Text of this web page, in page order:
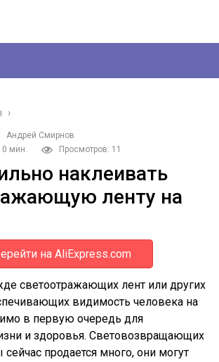
›
Андрей Смирнов
мин.
Просмотров: 11
наклеивать
ленту на
на AliExpress.com
светоотражающих лент или других
видимость человека на
в первую очередь для
и здоровья. Световозвращающих
продается много, они могут